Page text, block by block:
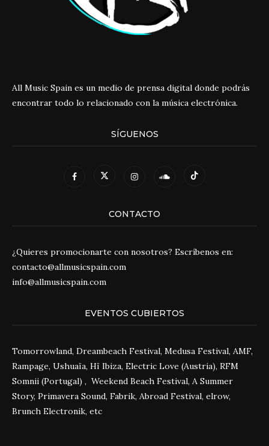
All Music Spain es un medio de prensa digital donde podrás
encontrar todo lo relacionado con la música electrónica.
SÍGUENOS
CONTACTO
¿Quieres promocionarte con nosotros? Escríbenos en:
contacto@allmusicspain.com
info@allmusicspain.com
EVENTOS CUBIERTOS
Tomorrowland, Dreambeach Festival, Medusa Festival, AMF,
Rampage, Ushuaïa, Hï Ibiza, Electric Love (Austria), RFM
Somnii (Portugal) , Weekend Beach Festival, A Summer
Story, Primavera Sound, Fabrik, Abroad Festival, elrow,
Brunch Electronik, etc